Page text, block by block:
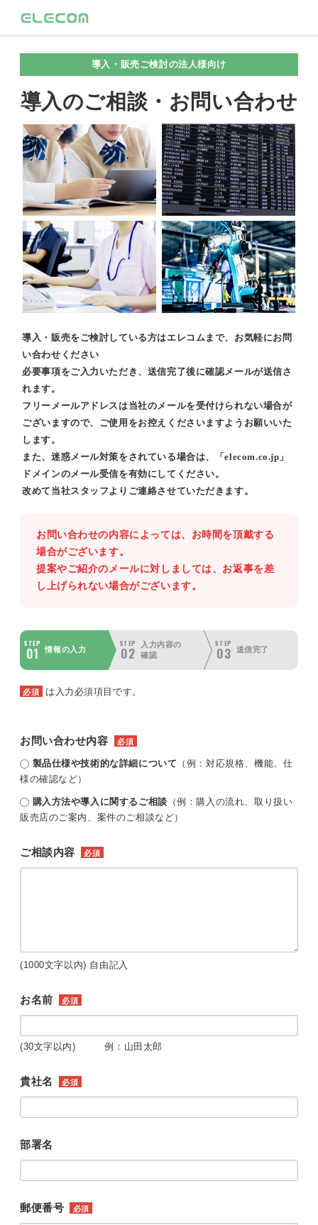
導入・販売ご検討の法人様向け
導入のご相談・お問い合わせ
導入・販売をご検討している方はエレコムまで、お気軽にお問
い合わせください
必要事項をご入力いただき、送信完了後に確認メールが送信さ
れます。
フリーメールアドレスは当社のメールを受付けられない場合が
ございますので、ご使用をお控えくださいますようお願いいた
します。
また、迷惑メール対策をされている場合は、「elecom.co.jp」
ドメインのメール受信を有効にしてください。
改めて当社スタッフよりご連絡させていただきます。
お問い合わせの内容によっては、お時間を頂戴する
場合がございます。
提案やご紹介のメールに対しましては、お返事を差
し上げられない場合がございます。
STEP
01 情報の入力
STEP
02
入力内容の
確認
STEP
03 送信完了
必須 は入力必須項目です。
お問い合わせ内容 必須
製品仕様や技術的な詳細について （例：対応規格、機能、仕
様の確認など）
購入方法や導入に関するご相談 （例：購入の流れ、取り扱い
販売店のご案内、案件のご相談など）
ご相談内容 必須
(1000文字以内) 自由記入
お名前 必須
(30文字以内) 例：山田太郎
貴社名 必須
部署名
郵便番号 必須